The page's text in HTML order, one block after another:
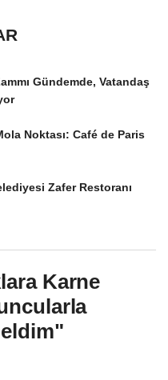
Gündemde, Vatandaş
Noktası: Café de Paris
Zafer Restoranı
Karne